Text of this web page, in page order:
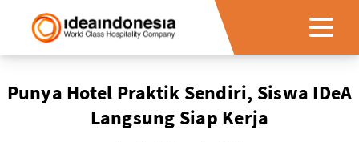
Punya Hotel Praktik Sendiri, Siswa IDeA
Langsung Siap Kerja